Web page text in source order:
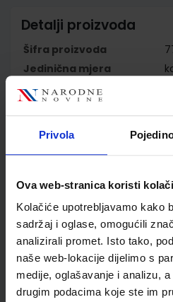
Privola
Ova web-stranica koristi
Kolačiće upotrebljavamo kako
sadržaj i oglase, omogućili
analizirali promet. Isto tako,
naše web-lokacije dijelimo s
medije, oglašavanje i analizu,
drugim podacima koje ste im
Detalji proizvoda
Šifra proizvoda
Jedinična mjera
Nakladnik
Autor
Nastavni predmet
Reg br min